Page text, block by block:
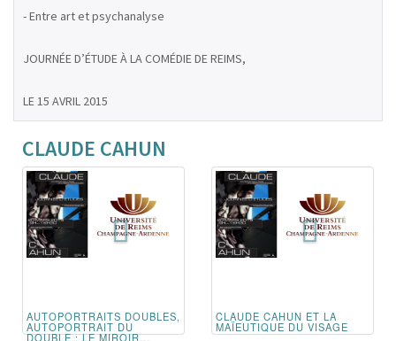
- Entre art et psychanalyse
JOURNÉE D’ÉTUDE À LA COMÉDIE DE REIMS,
LE 15 AVRIL 2015
CLAUDE CAHUN
AUTOPORTRAITS DOUBLES,
AUTOPORTRAIT DU
DOUBLE : LE MIROIR...
CLAUDE CAHUN ET LA
MAÏEUTIQUE DU VISAGE